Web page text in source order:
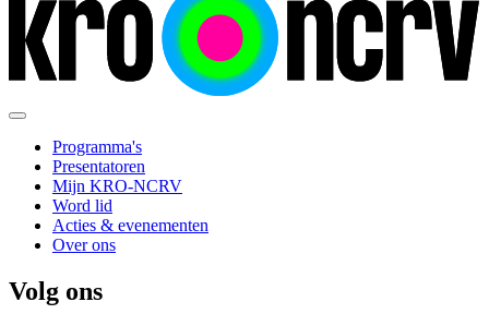
Programma's
Presentatoren
Mijn KRO-NCRV
Word lid
Acties & evenementen
Over ons
Volg ons